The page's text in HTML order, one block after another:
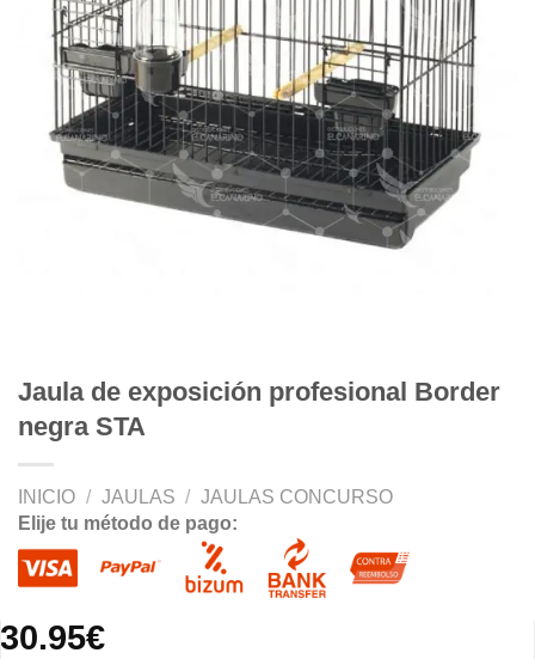
Jaula de exposición profesional Border
negra STA
INICIO / JAULAS / JAULAS CONCURSO
Elije tu método de pago:
30.95€